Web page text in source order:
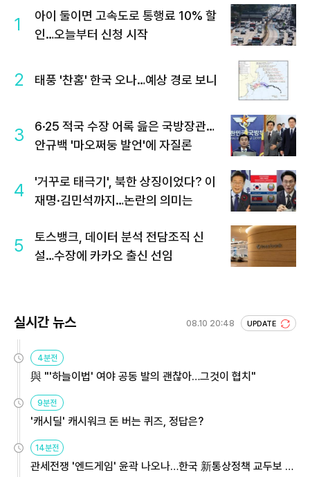
1
아이 둘이면 고속도로 통행료 10% 할
인…오늘부터 신청 시작
2 태풍 '찬홈' 한국 오나…예상 경로 보니
3
6·25 적국 수장 어록 읊은 국방장관…
안규백 '마오쩌둥 발언'에 자질론
4
'거꾸로 태극기', 북한 상징이었다? 이
재명·김민석까지…논란의 의미는
5
토스뱅크, 데이터 분석 전담조직 신
설…수장에 카카오 출신 선임
실시간 뉴스 08.10 20:48 UPDATE
4분전
與 "'하늘이법' 여야 공동 발의 괜찮아…그것이 협치"
9분전
'캐시딜' 캐시워크 돈 버는 퀴즈, 정답은?
14분전
관세전쟁 '엔드게임' 윤곽 나오나…한국 新통상정책 교두보 활